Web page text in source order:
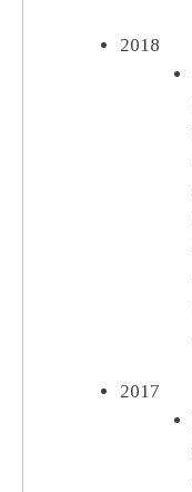
2018
2017